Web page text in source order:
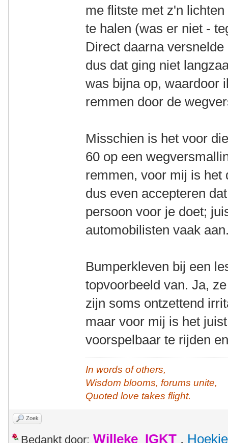
me flitste met z'n
te halen (was er niet -
Direct daarna
dus dat ging niet
was bijna op, waardoor
remmen door de
Misschien is het voor
60 op een
remmen, voor mij is het
dus even accepteren
persoon voor je doet;
automobilisten vaak
Bumperkleven bij een
topvoorbeeld van. Ja,
zijn soms ontzettend
maar voor mij is het
voorspelbaar te rijden
In words of others,
Wisdom blooms, forums unite,
Quoted love takes flight.
Zoek
Bedankt door: Willeke_IGKT , Hoekie